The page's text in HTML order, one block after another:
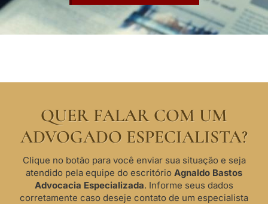
QUER FALAR COM UM
ADVOGADO ESPECIALISTA?
Clique no botão para você enviar sua situação e seja
atendido pela equipe do escritório Agnaldo Bastos
Advocacia Especializada. Informe seus dados
corretamente caso deseje contato de um especialista